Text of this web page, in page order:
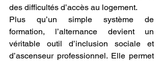
des difficultés d’accès au logement.
Plus qu’un simple système de
formation, l’alternance devient un
véritable outil d’inclusion sociale et
d’ascenseur professionnel. Elle permet